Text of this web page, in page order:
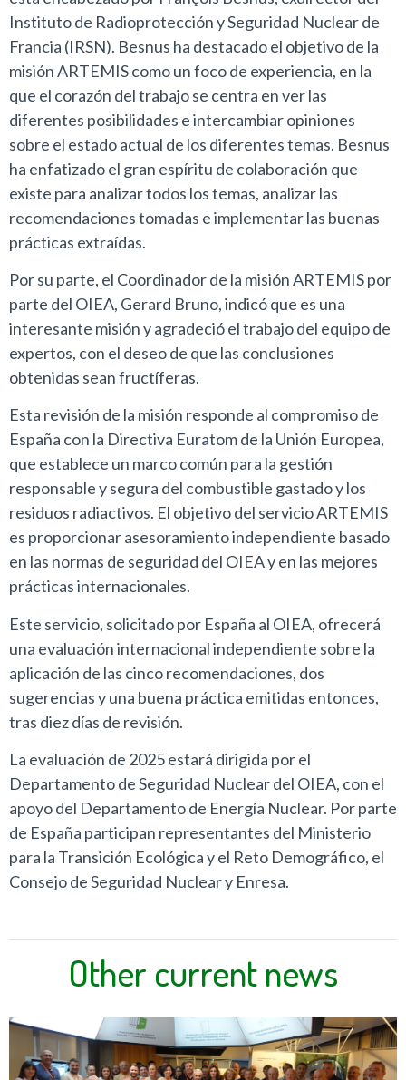
Instituto de Radioprotección y Seguridad Nuclear de
Francia (IRSN). Besnus ha destacado el objetivo de la
misión ARTEMIS como un foco de experiencia, en la
que el corazón del trabajo se centra en ver las
diferentes posibilidades e intercambiar opiniones
sobre el estado actual de los diferentes temas. Besnus
ha enfatizado el gran espíritu de colaboración que
existe para analizar todos los temas, analizar las
recomendaciones tomadas e implementar las buenas
prácticas extraídas.
Por su parte, el Coordinador de la misión ARTEMIS por
parte del OIEA, Gerard Bruno, indicó que es una
interesante misión y agradeció el trabajo del equipo de
expertos, con el deseo de que las conclusiones
obtenidas sean fructíferas.
Esta revisión de la misión responde al compromiso de
España con la Directiva Euratom de la Unión Europea,
que establece un marco común para la gestión
responsable y segura del combustible gastado y los
residuos radiactivos. El objetivo del servicio ARTEMIS
es proporcionar asesoramiento independiente basado
en las normas de seguridad del OIEA y en las mejores
prácticas internacionales.
Este servicio, solicitado por España al OIEA, ofrecerá
una evaluación internacional independiente sobre la
aplicación de las cinco recomendaciones, dos
sugerencias y una buena práctica emitidas entonces,
tras diez días de revisión.
La evaluación de 2025 estará dirigida por el
Departamento de Seguridad Nuclear del OIEA, con el
apoyo del Departamento de Energía Nuclear. Por parte
de España participan representantes del Ministerio
para la Transición Ecológica y el Reto Demográfico, el
Consejo de Seguridad Nuclear y Enresa.
Other current news